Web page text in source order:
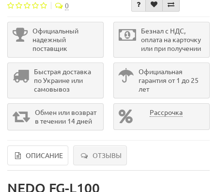
0
Официальный
надежный
поставщик
Безнал с НДС,
оплата на карточку
или при получении
Быстрая доставка
по Украине или
самовывоз
Официальная
гарантия от 1 до 25
лет
Обмен или возврат
в течении 14 дней
Рассрочка
ОПИСАНИЕ ОТЗЫВЫ
NEDO FG-L100